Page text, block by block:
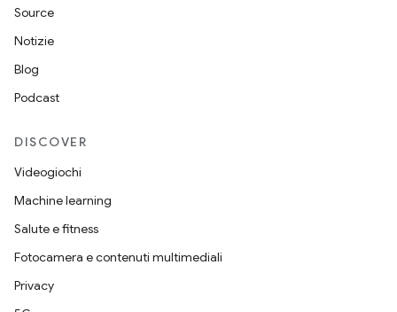
Source
Notizie
Blog
Podcast
DISCOVER
Videogiochi
Machine learning
Salute e fitness
Fotocamera e contenuti multimediali
Privacy